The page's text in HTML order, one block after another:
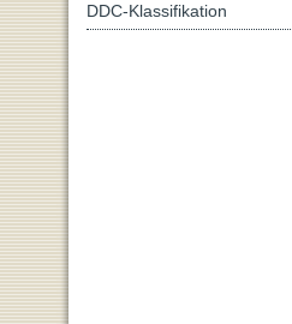
DDC-Klassifikation